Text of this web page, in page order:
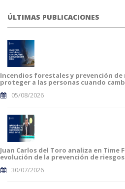
ÚLTIMAS PUBLICACIONES
Incendios forestales y prevención de
proteger a las personas cuando
05/08/2026
Juan Carlos del Toro analiza en Time
evolución de la prevención de
30/07/2026